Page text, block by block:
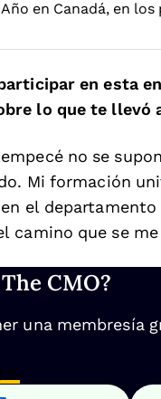
en Canadá, en
en esta
lo que te llevó
no se
Mi formación
el departamento
camino que se
CMO?
una membresía
In